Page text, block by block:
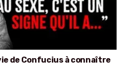
de Confucius à connaître